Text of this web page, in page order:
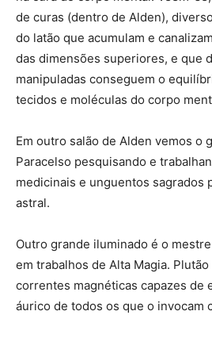
de curas (dentro de Alden),
do latão que acumulam e
das dimensões superiores, e que
manipuladas conseguem o
tecidos e moléculas do corpo
Em outro salão de Alden vemos o
Paracelso pesquisando e
medicinais e unguentos sagrados
astral.
Outro grande iluminado é o
em trabalhos de Alta Magia.
correntes magnéticas capazes de
áurico de todos os que o invocam